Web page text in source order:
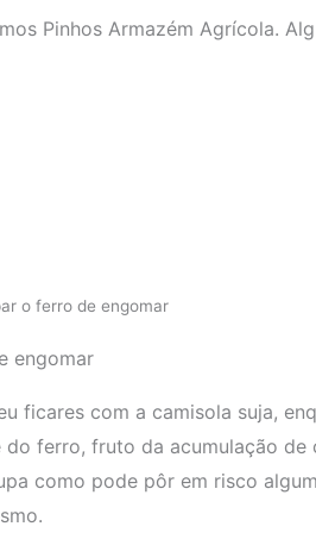
Pinhos Armazém Agrícola.
o ferro de engomar
engomar
ficares com a camisola suja,
do ferro, fruto da acumulação de
como pode pôr em risco